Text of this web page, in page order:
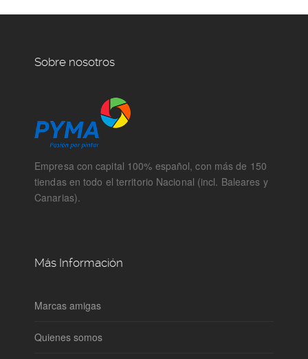
Sobre nosotros
Empresa con capital 100% español, con más de 150
tiendas en todo el territorio Nacional (incl. Baleares y
Canarias).
Más Información
Marcas amigas
Quienes somos